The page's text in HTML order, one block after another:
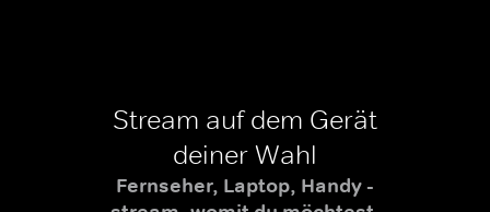
Stream auf dem Gerät
deiner Wahl
Fernseher, Laptop, Handy -